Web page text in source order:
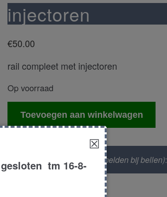
injectoren
€50.00
rail compleet met injectoren
Op voorraad
injectoren
aantal
Toevoegen aan winkelwagen
Productnummer (graag melden bij bellen):
☒
tm 16-8-